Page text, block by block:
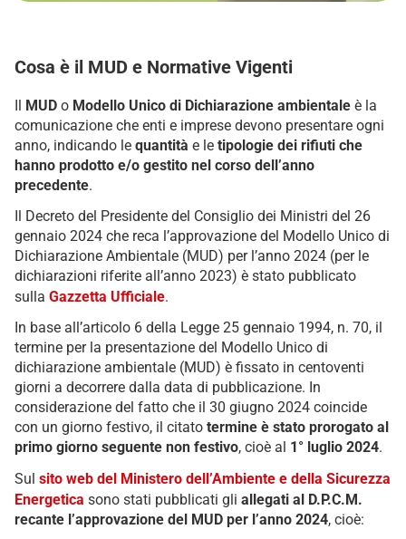
Cosa è il MUD e Normative Vigenti
Il MUD o Modello Unico di Dichiarazione ambientale è la
comunicazione che enti e imprese devono presentare ogni
anno, indicando le quantità e le tipologie dei rifiuti che
hanno prodotto e/o gestito nel corso dell’anno
precedente.
Il Decreto del Presidente del Consiglio dei Ministri del 26
gennaio 2024 che reca l’approvazione del Modello Unico di
Dichiarazione Ambientale (MUD) per l’anno 2024 (per le
dichiarazioni riferite all’anno 2023) è stato pubblicato
sulla Gazzetta Ufficiale.
In base all’articolo 6 della Legge 25 gennaio 1994, n. 70, il
termine per la presentazione del Modello Unico di
dichiarazione ambientale (MUD) è fissato in centoventi
giorni a decorrere dalla data di pubblicazione. In
considerazione del fatto che il 30 giugno 2024 coincide
con un giorno festivo, il citato termine è stato prorogato al
primo giorno seguente non festivo, cioè al 1° luglio 2024.
Sul sito web del Ministero dell’Ambiente e della Sicurezza
Energetica sono stati pubblicati gli allegati al D.P.C.M.
recante l’approvazione del MUD per l’anno 2024, cioè: